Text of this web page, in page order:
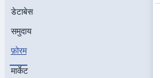
डेटाबेस
समुदाय
फ़ोरम
मार्केट